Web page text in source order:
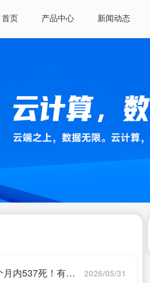
首页 产品中心 新闻动态
内537死！有多
2026/05/31